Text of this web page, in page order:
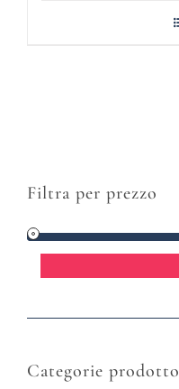
Filtra per prezzo
Categorie prodotto